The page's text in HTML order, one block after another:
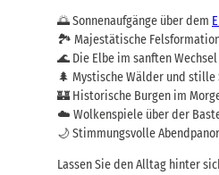
🌅 Sonnenaufgänge über dem
🏞️ Majestätische
🌊 Die Elbe im sanften
🌲 Mystische Wälder und stille
🏰 Historische Burgen im
☁️ Wolkenspiele über der
🌙 Stimmungsvolle
Lassen Sie den Alltag hinter